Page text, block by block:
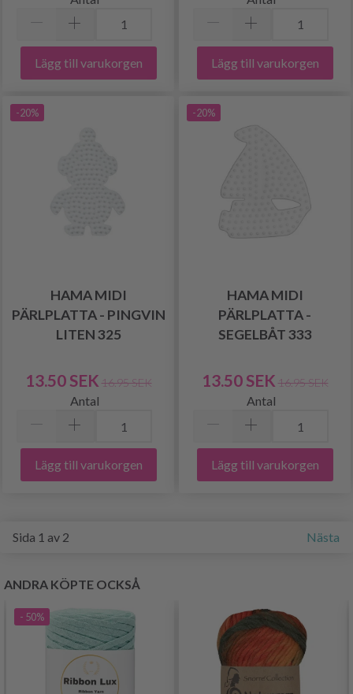
Lägg till varukorgen Lägg till varukorgen
-20%
HAMA MIDI
PÄRLPLATTA - PINGVIN
LITEN 325
13.50 SEK 16.95 SEK
Antal
Lägg till varukorgen
-20%
HAMA MIDI
PÄRLPLATTA -
SEGELBÅT 333
13.50 SEK 16.95 SEK
Antal
Lägg till varukorgen
Sida 1 av 2 Nästa
ANDRA KÖPTE OCKSÅ
- 50%